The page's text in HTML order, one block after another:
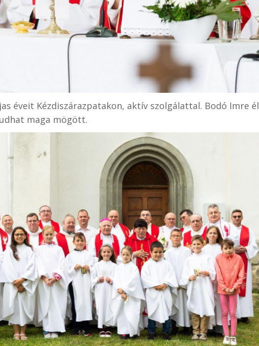
éveit Kézdiszárazpatakon, aktív szolgálattal. Bodó Imre
maga mögött.